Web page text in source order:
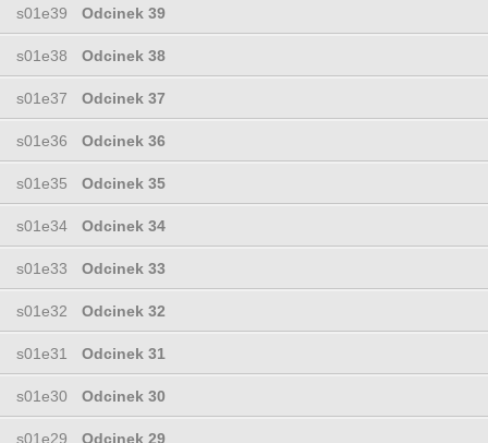
s01e39 Odcinek 39
s01e38 Odcinek 38
s01e37 Odcinek 37
s01e36 Odcinek 36
s01e35 Odcinek 35
s01e34 Odcinek 34
s01e33 Odcinek 33
s01e32 Odcinek 32
s01e31 Odcinek 31
s01e30 Odcinek 30
s01e29 Odcinek 29